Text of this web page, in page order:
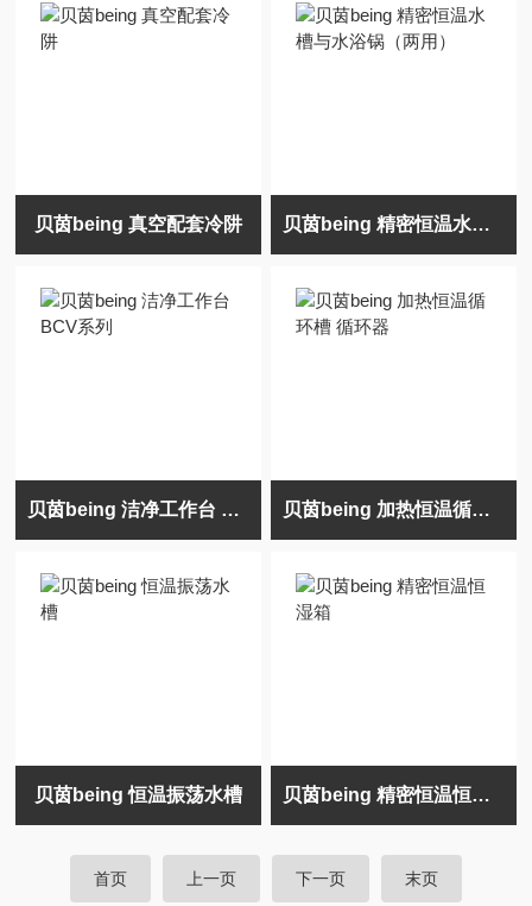
贝茵being 真空配套冷阱 贝茵being 精密恒温水槽与水浴锅（两用）
贝茵being 洁净工作台 BCV系列 贝茵being 加热恒温循环槽 循环器
贝茵being 恒温振荡水槽 贝茵being 精密恒温恒湿箱
首页 上一页 下一页 末页